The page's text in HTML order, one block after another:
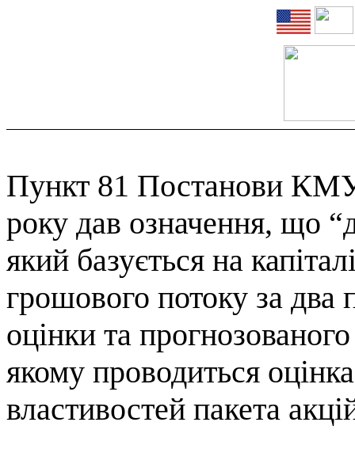
Пункт 81 Постанови
року дав означення, що “
який базується на
грошового потоку за два
оцінки та
якому проводиться
властивостей пакета